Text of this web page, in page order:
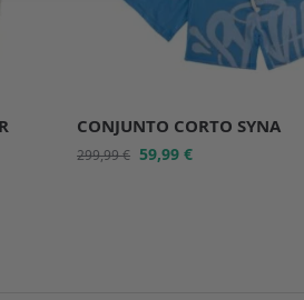
CONJUNTO CORTO SYNA
299,99€ 59,99€